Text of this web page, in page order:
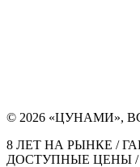
© 2026 «ЦУНАМИ»,
8 ЛЕТ НА РЫНКЕ /
ДОСТУПНЫЕ ЦЕНЫ